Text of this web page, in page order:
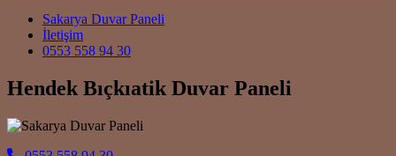
Main Navigation
Sakarya Duvar Paneli
İletişim
0553 558 94 30
Hendek Bıçkıatik Duvar Paneli